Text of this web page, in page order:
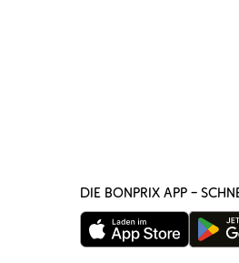
DIE BONPRIX APP –